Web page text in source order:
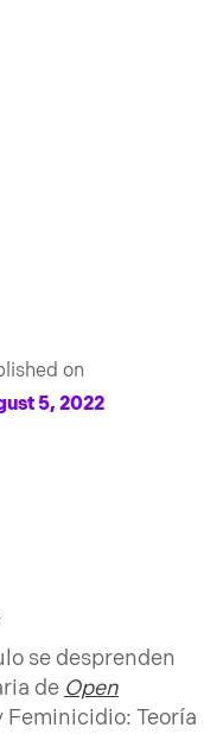
on
5, 2022
se desprenden
de Open
Feminicidio: Teoría